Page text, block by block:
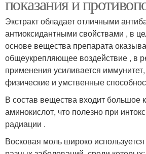
Экстракт обладает отличными
антиоксидантными свойствами , в
основе вещества препарата
общеукрепляющее воздействие , в
применения усиливается
физические и умственные
В состав вещества входит большое
аминокислот, что полезно при
радиации .
Восковая моль широко